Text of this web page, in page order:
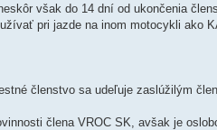
však do 14 dní od ukončenia
pri jazde na inom motocykli ako
členstvo sa udeľuje zaslúžilým
člena VROC SK, avšak je